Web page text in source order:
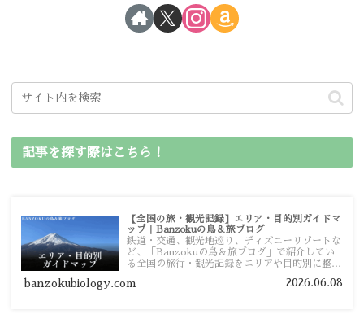
記事を探す際はこちら！
【全国の旅・観光記録】エリア・目的別ガイドマ
ップ｜Banzokuの鳥＆旅ブログ
鉄道・交通、観光地巡り、ディズニーリゾートな
ど、「Banzokuの鳥＆旅ブログ」で紹介してい
る全国の旅行・観光記録をエリアや目的別に整理
ガイドマップからスムーズに見つけていただけま
banzokubiology.com 2026.06.08